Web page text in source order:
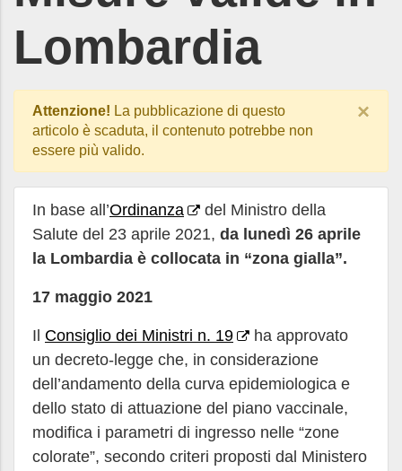
Lombardia
Attenzione! La pubblicazione di questo
articolo è scaduta, il contenuto potrebbe non
essere più valido.
×
In base all’Ordinanza
del Ministro della
Salute del 23 aprile 2021, da lunedì 26 aprile
la Lombardia è collocata in “zona gialla”.
17 maggio 2021
Il Consiglio dei Ministri n. 19
ha approvato
un decreto-legge che, in considerazione
dell’andamento della curva epidemiologica e
dello stato di attuazione del piano vaccinale,
modifica i parametri di ingresso nelle “zone
colorate”, secondo criteri proposti dal Ministero